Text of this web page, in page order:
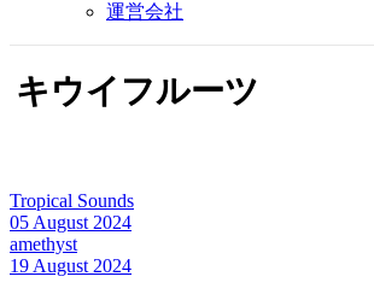
運営会社
キウイフルーツ
Tropical Sounds
05 August 2024
amethyst
19 August 2024